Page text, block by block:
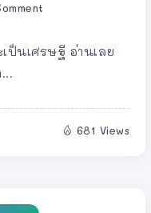
เป็นเศรษฐี อ่านเลย
681 Views